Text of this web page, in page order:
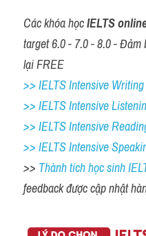
Các khóa học IELTS
target 6.0 - 7.0 - 8.0 - Đảm
lại FREE
>> IELTS Intensive
>> IELTS Intensive
>> IELTS Intensive
>> IELTS Intensive
>> Thành tích học sinh
feedback được cập nhật